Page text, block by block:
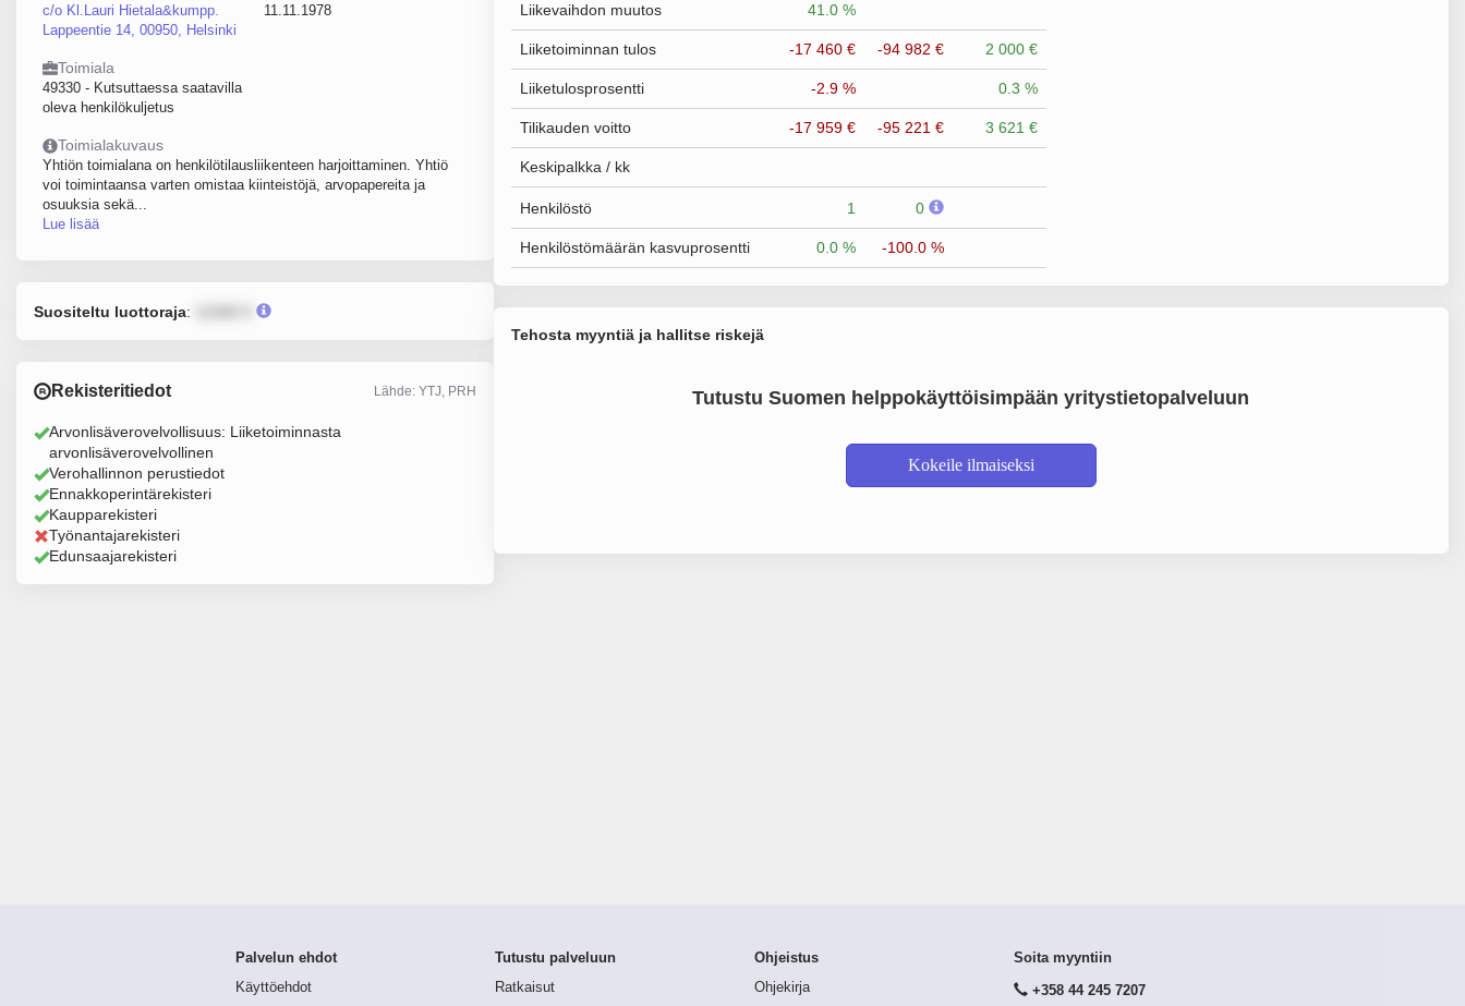
c/o Kl.Lauri Hietala&kumpp.
Lappeentie 14, 00950, Helsinki
11.11.1978
Toimiala
49330 - Kutsuttaessa saatavilla
oleva henkilökuljetus
Toimialakuvaus
Yhtiön toimialana on henkilötilausliikenteen harjoittaminen. Yhtiö
voi toimintaansa varten omistaa kiinteistöjä, arvopapereita ja
osuuksia sekä...
Lue lisää
Suositeltu luottoraja:
Rekisteritiedot Lähde: YTJ, PRH
Arvonlisäverovelvollisuus: Liiketoiminnasta
arvonlisäverovelvollinen
Verohallinnon perustiedot
Ennakkoperintärekisteri
Kaupparekisteri
Työnantajarekisteri
Edunsaajarekisteri
Liikevaihdon muutos 41.0 %
Liiketoiminnan tulos -17 460 € -94 982 € 2 000 €
Liiketulosprosentti -2.9 % 0.3 %
Tilikauden voitto -17 959 € -95 221 € 3 621 €
Keskipalkka / kk
Henkilöstö 1 0
Henkilöstömäärän kasvuprosentti 0.0 % -100.0 %
Tehosta myyntiä ja hallitse riskejä
Tutustu Suomen helppokäyttöisimpään yritystietopalveluun
Kokeile ilmaiseksi
Palvelun ehdot
Käyttöehdot
Tutustu palveluun
Ratkaisut
Ohjeistus
Ohjekirja
Soita myyntiin
+358 44 245 7207